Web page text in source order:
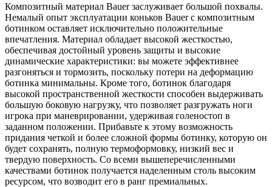
Композитный материал Bauer заслуживает большой похвалы.
Немалый опыт эксплуатации коньков Bauer с композитным
ботинком оставляет исключительно положительные
впечатления. Материал обладает высокой жесткостью,
обеспечивая достойный уровень защиты и высокие
динамические характеристики: вы можете эффективнее
разгоняться и тормозить, поскольку потери на деформацию
ботинка минимальны. Кроме того, ботинок благодаря
высокой пространственной жесткости способен выдерживать
большую боковую нагрузку, что позволяет разгружать ноги
игрока при маневрировании, удерживая голеностоп в
заданном положении. Прибавьте к этому возможность
придания четкой и более сложной формы ботинку, которую он
будет сохранять, полную термоформовку, низкий вес и
твердую поверхность. Со всеми вышеперечисленными
качествами ботинок получается наделенным столь высоким
ресурсом, что возводит его в ранг премиальных.